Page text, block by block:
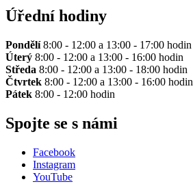
Úřední hodiny
Pondělí8:00 - 12:00 a 13:00 - 17:00 hodin
Úterý 8:00 - 12:00 a 13:00 - 16:00 hodin
Středa 8:00 - 12:00 a 13:00 - 18:00 hodin
Čtvrtek 8:00 - 12:00 a 13:00 - 16:00 hodin
Pátek 8:00 - 12:00 hodin
Spojte se s námi
Facebook
Instagram
YouTube